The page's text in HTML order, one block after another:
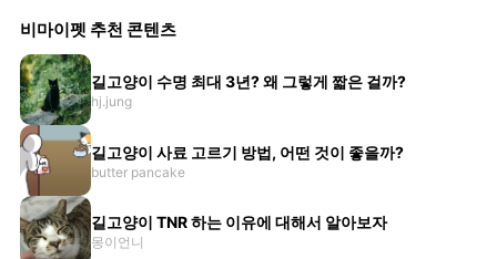
비마이펫 추천 콘텐츠
길고양이 수명 최대 3년? 왜 그렇게 짧은 걸까?
hj.jung
길고양이 사료 고르기 방법, 어떤 것이 좋을까?
butter pancake
길고양이 TNR 하는 이유에 대해서 알아보자
몽이언니